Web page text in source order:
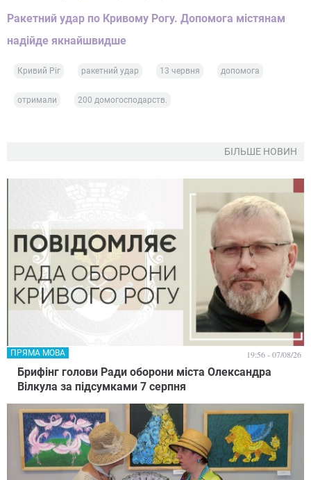
Ракетний удар по Кривому Рогу. Допомога містянам
надійде якнайшвидше
Кривий Ріг ракетний удар 13 червня допомога
отримали 200 домогосподарств.
БІЛЬШЕ НОВИН
Брифінг голови Ради оборони міста Олександра
Вілкула за підсумками 7 серпня
ПРЯМА МОВА 19:56 - 07/08/26